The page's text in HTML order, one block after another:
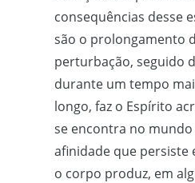
consequências desse
são o prolongamento
perturbação, seguido
durante um tempo
longo, faz o Espírito
se encontra no mundo
afinidade que persiste
o corpo produz, em